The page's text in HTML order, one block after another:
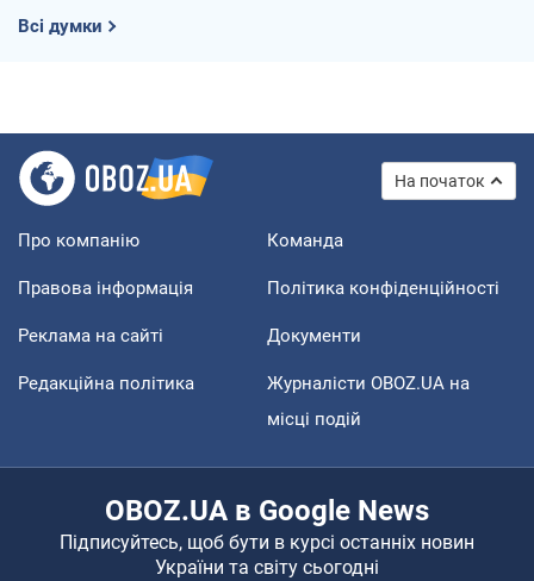
Всі думки
На початок
Про компанію Команда
Правова інформація Політика конфіденційності
Реклама на сайті Документи
Редакційна політика
Журналісти OBOZ.UA на
місці подій
OBOZ.UA в Google News
Підписуйтесь, щоб бути в курсі останніх новин
України та світу сьогодні